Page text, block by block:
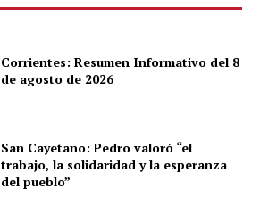
Corrientes: Resumen Informativo del 8
de agosto de 2026
San Cayetano: Pedro valoró “el
trabajo, la solidaridad y la esperanza
del pueblo”